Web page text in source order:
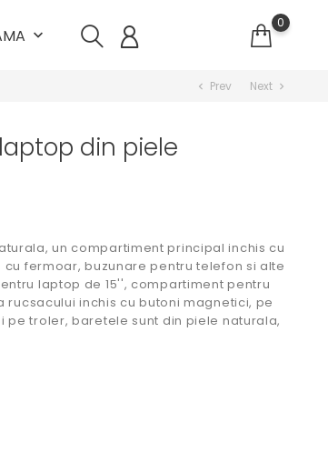
keyboard_arrow_down
0
chevron_left Prev Next chevron_right
din piele
un compartiment principal inchis cu
fermoar, buzunare pentru telefon si alte
laptop de 15'', compartiment pentru
inchis cu butoni magnetici, pe
troler, baretele sunt din piele naturala,